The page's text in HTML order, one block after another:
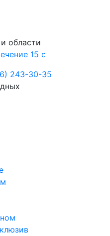
области
15 с
243-30-35